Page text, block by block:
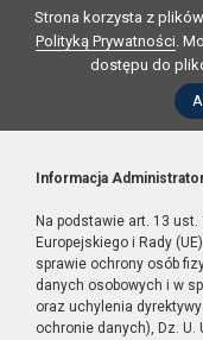
Strona korzysta z
Polityką Prywatności.
dostępu do
Informacja
Na podstawie art. 13
Europejskiego i Rady
sprawie ochrony osób
danych osobowych i w
oraz uchylenia
ochronie danych), Dz. U.